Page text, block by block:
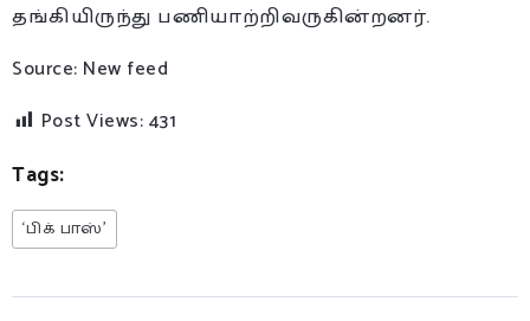
தங்கியிருந்து பணியாற்றிவருகின்றனர்.
Source: New feed
Post Views:431
Tags:
‘பிக் பாஸ்’